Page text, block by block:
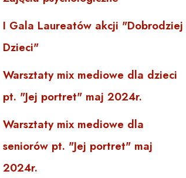
I Gala Laureatów akcji "Dobrodziej
Dzieci"
Warsztaty mix mediowe dla dzieci
pt. "Jej portret" maj 2024r.
Warsztaty mix mediowe dla
seniorów pt. "Jej portret" maj
2024r.